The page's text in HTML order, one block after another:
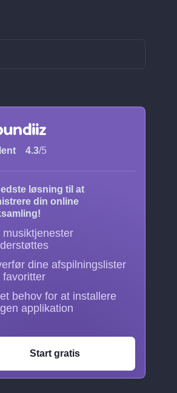
4.3/5
løsning til at
din online
musiktjenester
dine afspilningslister
favoritter
behov for at installere
applikation
Start gratis